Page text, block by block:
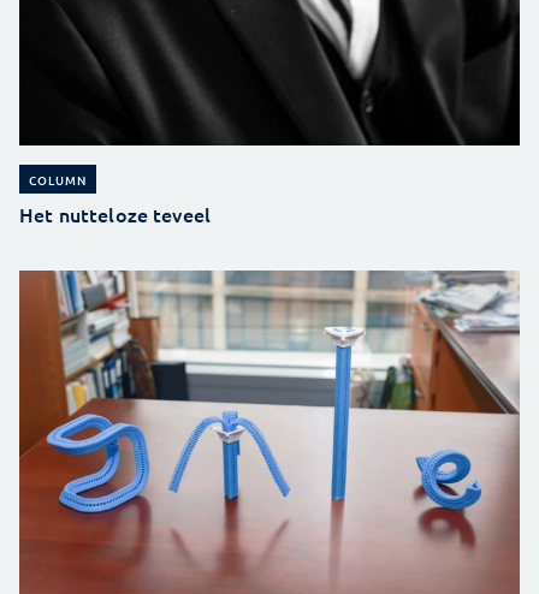
COLUMN
Het nutteloze teveel